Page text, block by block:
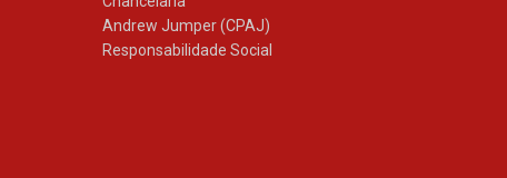
Andrew Jumper (CPAJ)
Responsabilidade Social